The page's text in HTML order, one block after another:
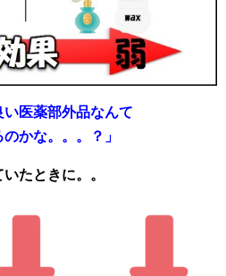
い医薬部外品なんて
かな。。。？」
たときに。。